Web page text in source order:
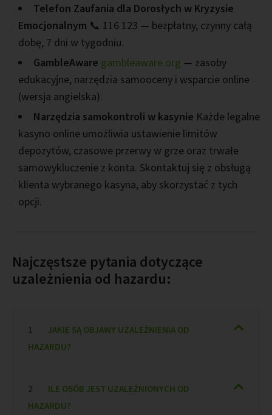
Telefon Zaufania dla Dorosłych w Kryzysie
Emocjonalnym 📞 116 123 — bezpłatny, czynny całą
dobę, 7 dni w tygodniu.
GambleAware gambleaware.org — zasoby
edukacyjne, narzędzia samooceny i wsparcie online
(wersja angielska).
Narzędzia samokontroli w kasynie Każde legalne
kasyno online umożliwia ustawienie limitów
depozytów, czasowe przerwy w grze oraz trwałe
samowykluczenie z konta. Skontaktuj się z obsługą
klienta wybranego kasyna, aby skorzystać z tych
opcji.
Najczęstsze pytania dotyczące
uzależnienia od hazardu:
JAKIE SĄ OBJAWY UZALEŻNIENIA OD
HAZARDU?
ILE OSÓB JEST UZALEŻNIONYCH OD
HAZARDU?